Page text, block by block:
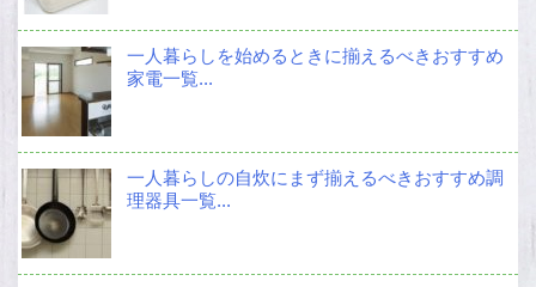
一人暮らしを始めるときに揃えるべきおすすめ
家電一覧...
一人暮らしの自炊にまず揃えるべきおすすめ調
理器具一覧...